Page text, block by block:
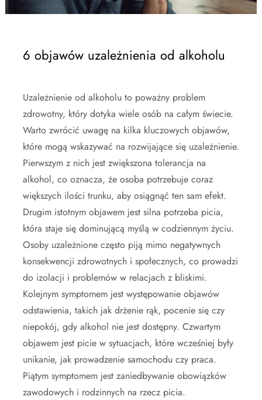
6 objawów uzależnienia od alkoholu
Uzależnienie od alkoholu to poważny problem
zdrowotny, który dotyka wiele osób na całym świecie.
Warto zwrócić uwagę na kilka kluczowych objawów,
które mogą wskazywać na rozwijające się uzależnienie.
Pierwszym z nich jest zwiększona tolerancja na
alkohol, co oznacza, że osoba potrzebuje coraz
większych ilości trunku, aby osiągnąć ten sam efekt.
Drugim istotnym objawem jest silna potrzeba picia,
która staje się dominującą myślą w codziennym życiu.
Osoby uzależnione często piją mimo negatywnych
konsekwencji zdrowotnych i społecznych, co prowadzi
do izolacji i problemów w relacjach z bliskimi.
Kolejnym symptomem jest występowanie objawów
odstawienia, takich jak drżenie rąk, pocenie się czy
niepokój, gdy alkohol nie jest dostępny. Czwartym
objawem jest picie w sytuacjach, które wcześniej były
unikanie, jak prowadzenie samochodu czy praca.
Piątym symptomem jest zaniedbywanie obowiązków
zawodowych i rodzinnych na rzecz picia.